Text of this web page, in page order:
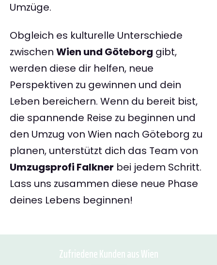
Umzüge.
Obgleich es kulturelle Unterschiede
zwischen Wien und Göteborg gibt,
werden diese dir helfen, neue
Perspektiven zu gewinnen und dein
Leben bereichern. Wenn du bereit bist,
die spannende Reise zu beginnen und
den Umzug von Wien nach Göteborg zu
planen, unterstützt dich das Team von
Umzugsprofi Falkner bei jedem Schritt.
Lass uns zusammen diese neue Phase
deines Lebens beginnen!
Zufriedene Kunden aus Wien